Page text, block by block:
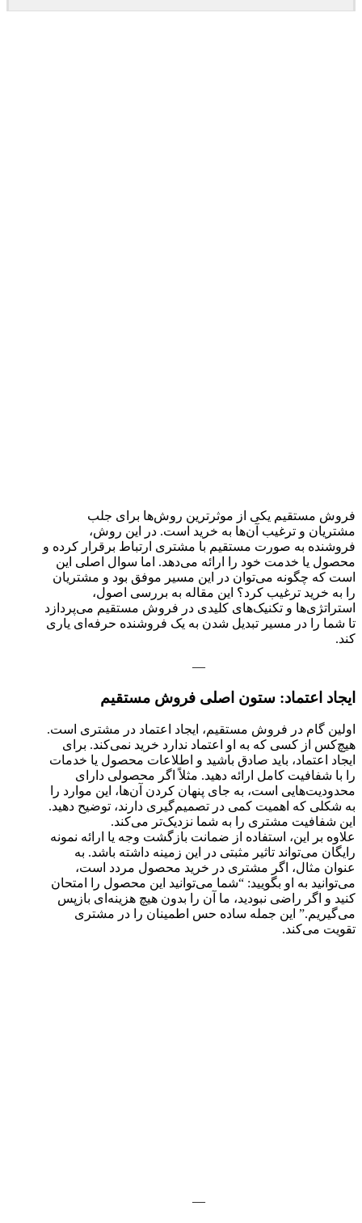
فروش مستقیم یکی از موثرترین روش‌ها برای جلب
مشتریان و ترغیب آن‌ها به خرید است. در این روش،
فروشنده به صورت مستقیم با مشتری ارتباط برقرار کرده و
محصول یا خدمت خود را ارائه می‌دهد. اما سوال اصلی این
است که چگونه می‌توان در این مسیر موفق بود و مشتریان
را به خرید ترغیب کرد؟ این مقاله به بررسی اصول،
استراتژی‌ها و تکنیک‌های کلیدی در فروش مستقیم می‌پردازد
تا شما را در مسیر تبدیل شدن به یک فروشنده حرفه‌ای یاری
کند.
—
ایجاد اعتماد: ستون اصلی فروش مستقیم
اولین گام در فروش مستقیم، ایجاد اعتماد در مشتری است.
هیچ‌کس از کسی که به او اعتماد ندارد خرید نمی‌کند. برای
ایجاد اعتماد، باید صادق باشید و اطلاعات محصول یا خدمات
را با شفافیت کامل ارائه دهید. مثلاً اگر محصولی دارای
محدودیت‌هایی است، به جای پنهان کردن آن‌ها، این موارد را
به شکلی که اهمیت کمی در تصمیم‌گیری دارند، توضیح دهید.
این شفافیت مشتری را به شما نزدیک‌تر می‌کند.
علاوه بر این، استفاده از ضمانت بازگشت وجه یا ارائه نمونه
رایگان می‌تواند تاثیر مثبتی در این زمینه داشته باشد. به
عنوان مثال، اگر مشتری در خرید محصول مردد است،
می‌توانید به او بگویید: “شما می‌توانید این محصول را امتحان
کنید و اگر راضی نبودید، ما آن را بدون هیچ هزینه‌ای بازپس
می‌گیریم.” این جمله ساده حس اطمینان را در مشتری
تقویت می‌کند.
—